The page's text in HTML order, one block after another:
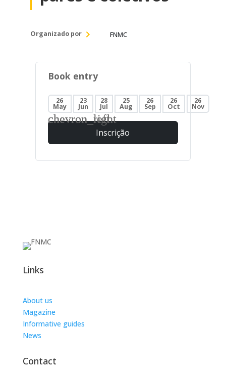
Organizado por FNMC
Book entry
26
May
23
Jun
28
Jul
25
Aug
26
Sep
26
Oct
26
Nov
chevron_left
chevron_right
Inscrição
Links
About us
Magazine
Informative guides
News
Contact